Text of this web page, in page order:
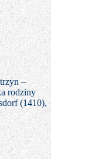
–
rodziny
(1410),